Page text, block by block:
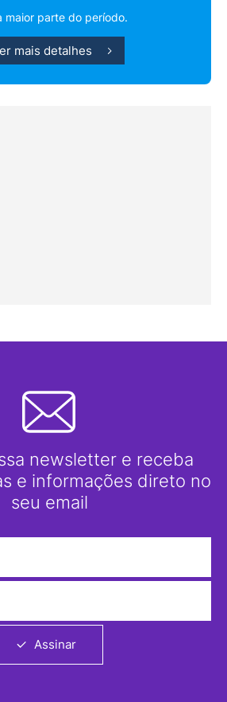
maior parte do período.
mais detalhes
newsletter e receba
e informações direto no
seu email
Assinar